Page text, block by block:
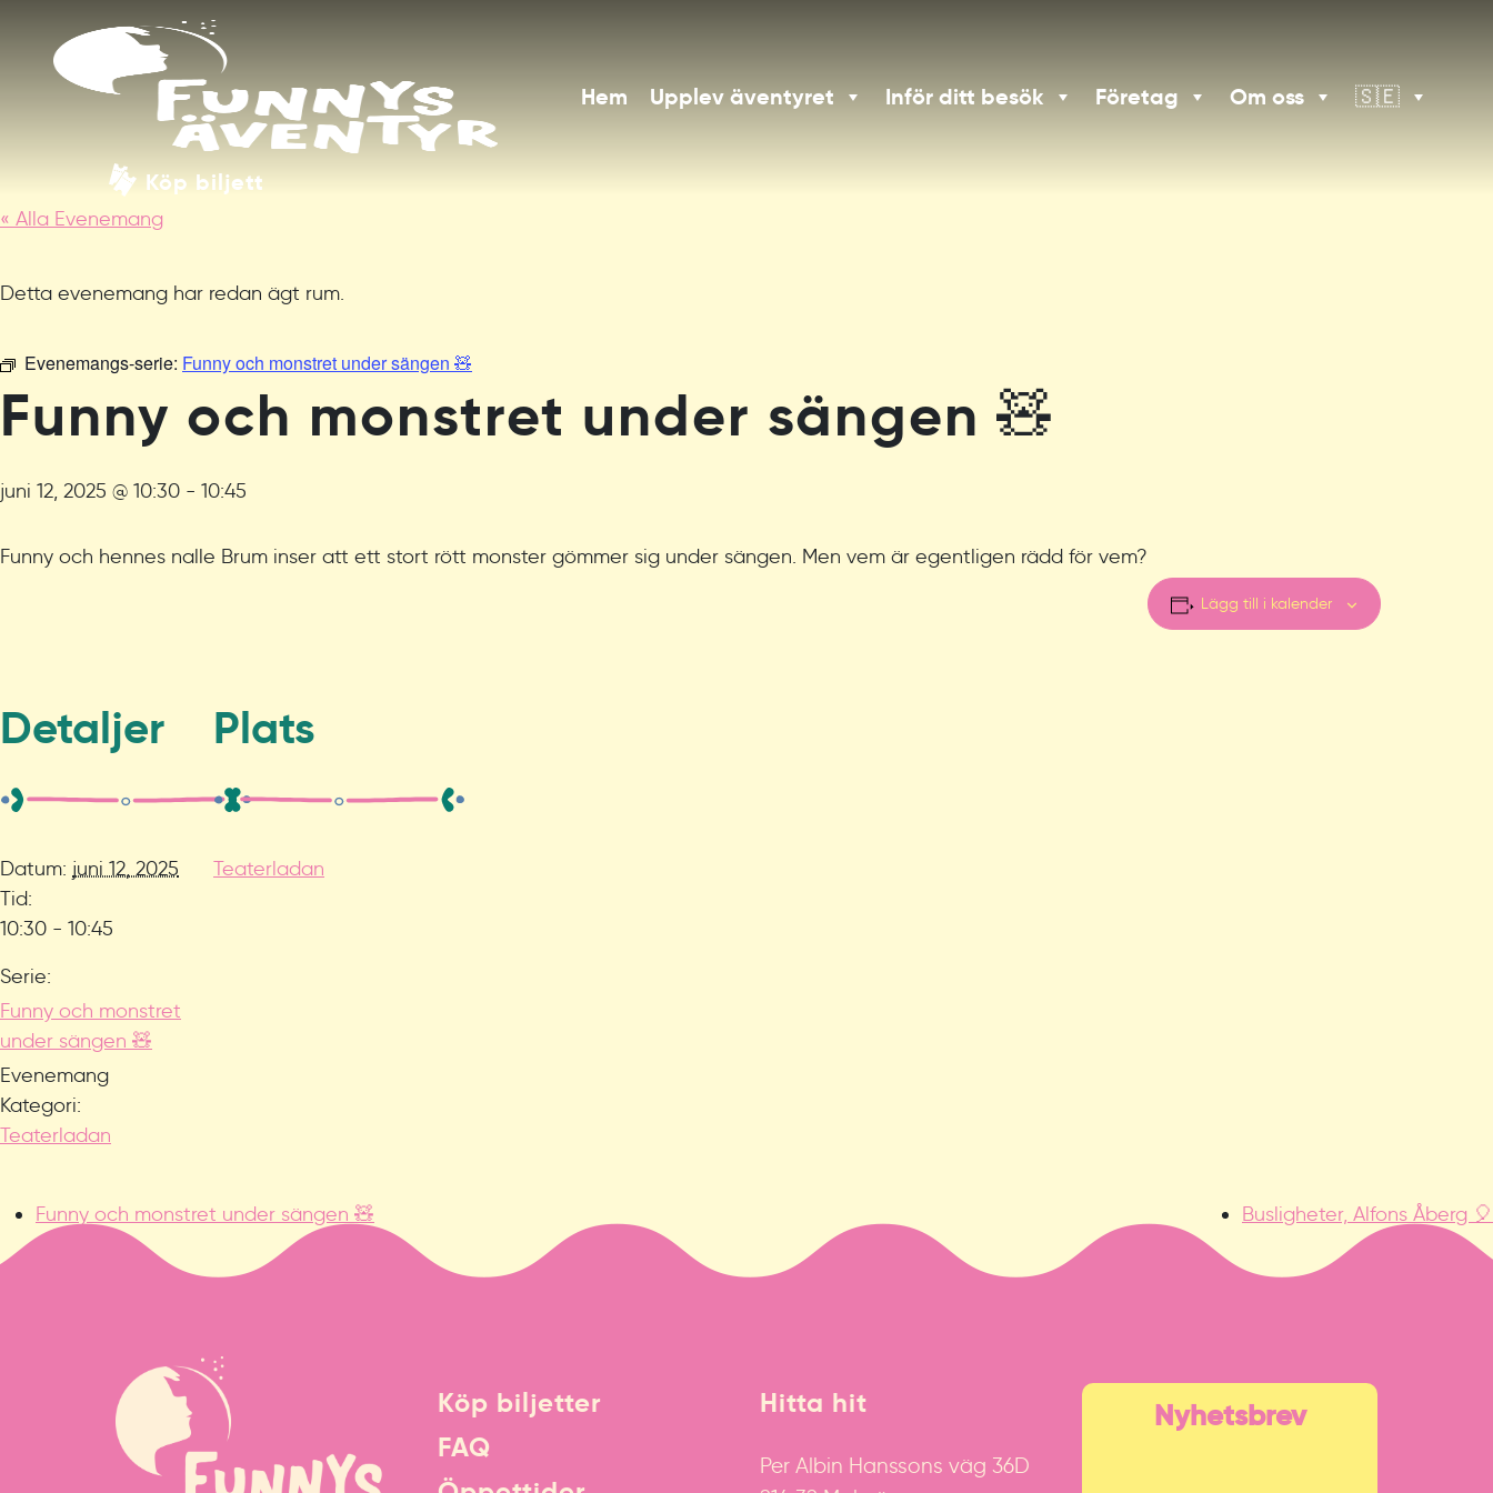
Köp biljett
Hem Upplev äventyret Inför ditt besök Företag Om oss 🇸🇪
« Alla Evenemang
Detta evenemang har redan ägt rum.
Evenemangs-serie: Funny och monstret under sängen 🧸
Funny och monstret under sängen 🧸
juni 12, 2025 @ 10:30 - 10:45
Funny och hennes nalle Brum inser att ett stort rött monster gömmer sig under sängen. Men vem är egentligen rädd för vem?
Lägg till i kalender
Detaljer
Datum: juni 12, 2025
Tid:
10:30 - 10:45
Serie:
Funny och monstret
under sängen 🧸
Evenemang
Kategori:
Teaterladan
Plats
Teaterladan
Funny och monstret under sängen 🧸 Busligheter, Alfons Åberg 🎈
Köp biljetter
FAQ
Hitta hit
Per Albin Hanssons väg 36D
Nyhetsbrev